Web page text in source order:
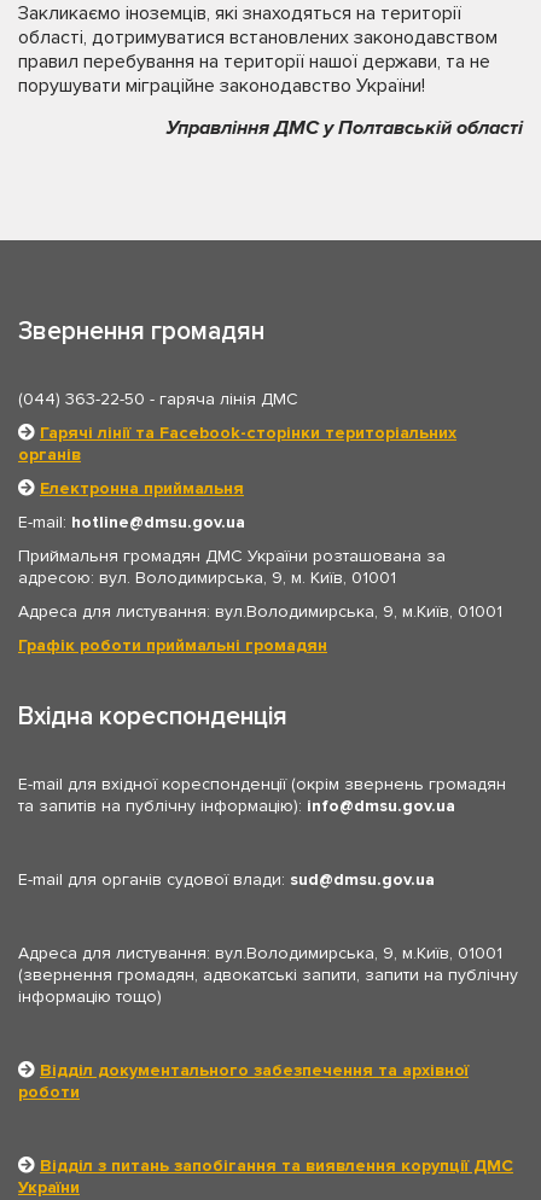
Закликаємо іноземців, які знаходяться на території
області, дотримуватися встановлених законодавством
правил перебування на території нашої держави, та не
порушувати міграційне законодавство України!
Управління ДМС у Полтавській області
Звернення громадян
(044) 363-22-50 - гаряча лінія ДМС
Гарячі лінії та Facebook-сторінки територіальних
органів
Електронна приймальня
E-mail: hotline
dmsu.gov.ua
Приймальня громадян ДМС України розташована за
адресою: вул. Володимирська, 9, м. Київ, 01001
Адреса для листування: вул.Володимирська, 9, м.Київ, 01001
Графік роботи приймальні громадян
Вхідна кореспонденція
E-mail для вхідної кореспонденції (окрім звернень громадян
та запитів на публічну інформацію): info dmsu.gov.ua
E-mail для органів судової влади: sud dmsu.gov.ua
Адреса для листування: вул.Володимирська, 9, м.Київ, 01001
(звернення громадян, адвокатські запити, запити на публічну
інформацію тощо)
Відділ документального забезпечення та архівної
роботи
Відділ з питань запобігання та виявлення корупції ДМС
України